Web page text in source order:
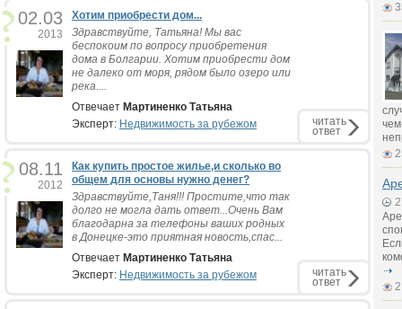
02.03
2013
Хотим приобрести дом...
Здравствуйте, Татьяна! Мы вас
беспокоим по вопросу приобретения
дома в Болгарии. Хотим приобрести дом
не далеко от моря, рядом было озеро или
река....
Отвечает Мартиненко Татьяна
Эксперт: Недвижимость за рубежом читать
ответ
08.11
2012
Как купить простое жилье,и сколько во
общем для основы нужно денег?
Здравствуйте,Таня!!! Простите,что так
долго не могла дать ответ...Очень Вам
благодарна за телефоны ваших родных
в Донецке-это приятная новость,спас...
Отвечает Мартиненко Татьяна
Эксперт: Недвижимость за рубежом читать
ответ